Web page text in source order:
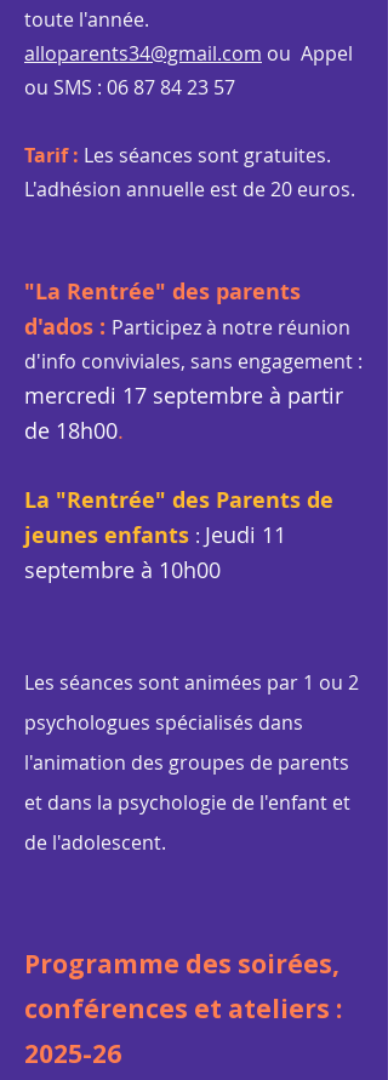
toute l'année.
alloparents34@gmail.com ou Appel
ou SMS : 06 87 84 23 57
Tarif : Les séances sont gratuites.
L'adhésion annuelle est de 20 euros.
"La Rentrée" des parents
d'ados : Participez à notre réunion
d'info conviviales, sans engagement :
mercredi 17 septembre à partir
de 18h00.
La "Rentrée" des Parents de
jeunes enfants : Jeudi 11
septembre à 10h00
Les séances sont animées par 1 ou 2
psychologues spécialisés dans
l'animation des groupes de parents
et dans la psychologie de l'enfant et
de l'adolescent.
Programme des soirées,
conférences et ateliers :
2025-26